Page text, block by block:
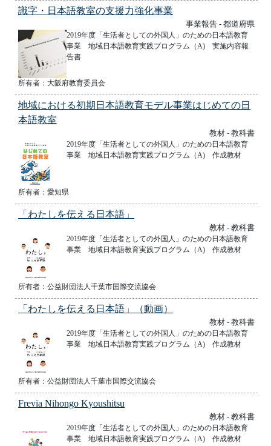
識字・日本語教室の支援力強化事業
事業報告 - 都道府県
2019年度「生活者としての外国人」のための日本語教育
事業 地域日本語教育実践プログラム（A) 実施内容報
告書
所有者：大阪府教育委員会
地域における初期日本語教育モデル事業はじめての日
本語教室
教材 - 教科書
2019年度「生活者としての外国人」のための日本語教育
事業 地域日本語教育実践プログラム（A) 作成教材
所有者：愛知県
「わたしを伝える日本語」
教材 - 教科書
2019年度「生活者としての外国人」のための日本語教育
事業 地域日本語教育実践プログラム（A) 作成教材
所有者：公益財団法人千葉市国際交流協会
「わたしを伝える日本語」（動画）
教材 - 教科書
2019年度「生活者としての外国人」のための日本語教育
事業 地域日本語教育実践プログラム（A) 作成教材
所有者：公益財団法人千葉市国際交流協会
Frevia Nihongo Kyoushitsu
教材 - 教科書
2019年度「生活者としての外国人」のための日本語教育
事業 地域日本語教育実践プログラム（A) 作成教材